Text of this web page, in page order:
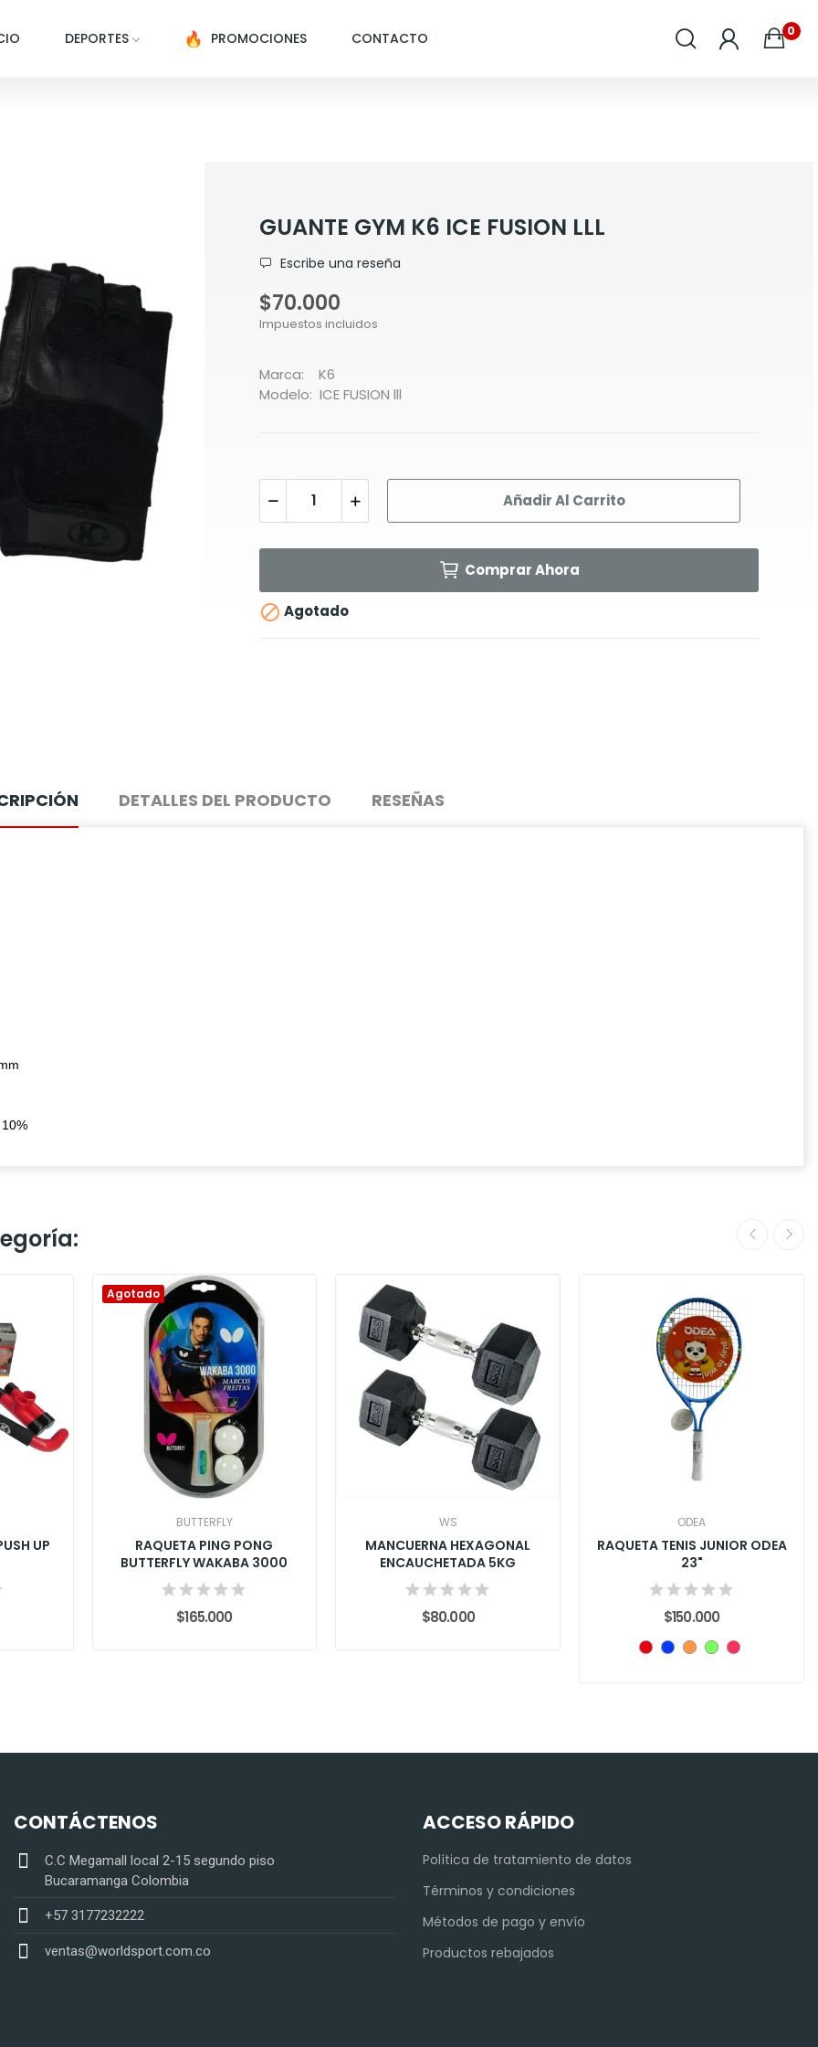
DEPORTES PROMOCIONES CONTACTO 0
GUANTE GYM K6 ICE FUSION LLL
Escribe una reseña
$70.000
Impuestos incluidos
Marca: K6
Modelo: ICE FUSION lll
Añadir Al Carrito
Comprar Ahora
 Agotado
DETALLES DEL PRODUCTO RESEÑAS
UP
Agotado
BUTTERFLY
RAQUETA PING PONG
BUTTERFLY WAKABA 3000
$165.000
WS
MANCUERNA HEXAGONAL
ENCAUCHETADA 5KG
$80.000
ODEA
RAQUETA TENIS JUNIOR ODEA
23"
$150.000
CONTÁCTENOS
C.C Megamall local 2-15 segundo piso
Bucaramanga Colombia
+57 3177232222
ventas@worldsport.com.co
ACCESO RÁPIDO
Política de tratamiento de datos
Términos y condiciones
Métodos de pago y envío
Productos rebajados